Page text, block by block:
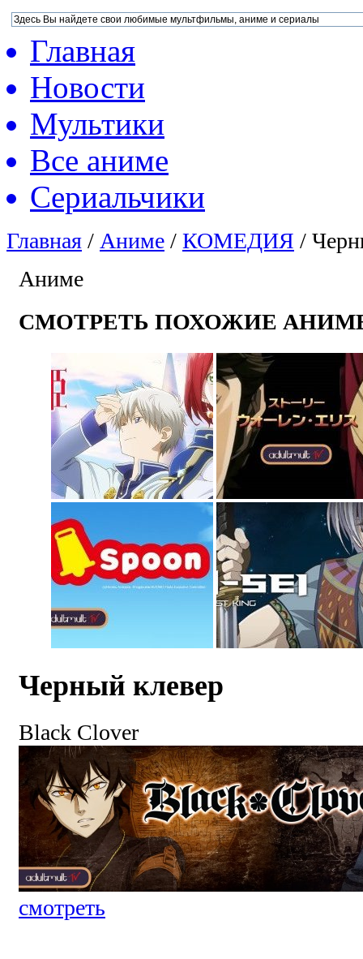
Главная
Новости
Мультики
Все аниме
Сериальчики
Главная / Аниме / КОМЕДИЯ /
Аниме
СМОТРЕТЬ ПОХОЖИЕ
Черный клевер
Black Clover
смотреть